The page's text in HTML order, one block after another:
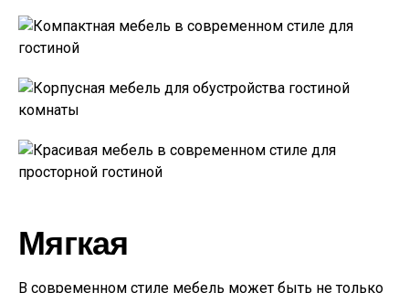
Мягкая
В современном стиле мебель может быть не только